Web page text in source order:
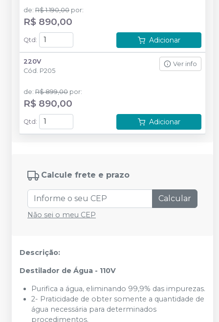
de: R$ 1.190,00 por:
R$ 890,00
Qtd : Adicionar
220V
Cód. P205
Ver info
de: R$ 899,00 por:
R$ 890,00
Qtd : Adicionar
Calcule frete e prazo
Calcular
Não sei o meu CEP
Descrição:
Destilador de Água - 110V
Purifica a água, eliminando 99,9% das impurezas.
2- Praticidade de obter somente a quantidade de
água necessária para determinados
procedimentos.